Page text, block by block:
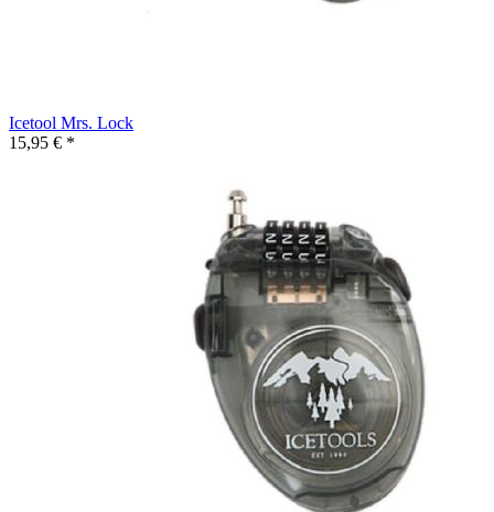
Icetool Mrs. Lock
15,95 € *